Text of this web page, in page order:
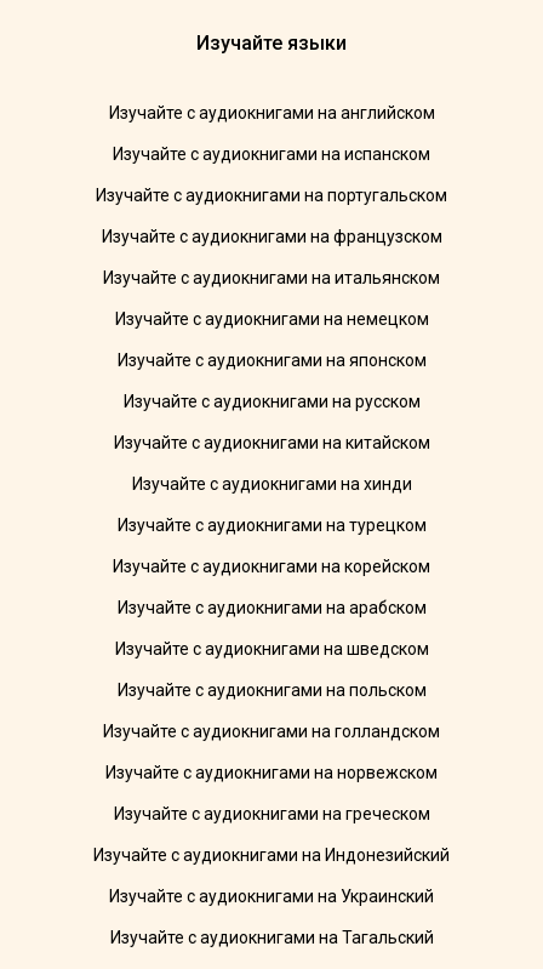
Изучайте языки
Изучайте с аудиокнигами на английском
Изучайте с аудиокнигами на испанском
Изучайте с аудиокнигами на португальском
Изучайте с аудиокнигами на французском
Изучайте с аудиокнигами на итальянском
Изучайте с аудиокнигами на немецком
Изучайте с аудиокнигами на японском
Изучайте с аудиокнигами на русском
Изучайте с аудиокнигами на китайском
Изучайте с аудиокнигами на хинди
Изучайте с аудиокнигами на турецком
Изучайте с аудиокнигами на корейском
Изучайте с аудиокнигами на арабском
Изучайте с аудиокнигами на шведском
Изучайте с аудиокнигами на польском
Изучайте с аудиокнигами на голландском
Изучайте с аудиокнигами на норвежском
Изучайте с аудиокнигами на греческом
Изучайте с аудиокнигами на Индонезийский
Изучайте с аудиокнигами на Украинский
Изучайте с аудиокнигами на Тагальский